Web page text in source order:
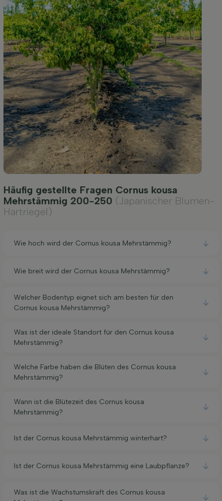
Häufig gestellte Fragen Cornus kousa
Mehrstämmig 200-250 (Japanischer Blumen-
Hartriegel)
Wie hoch wird der Cornus kousa Mehrstämmig?
Wie breit wird der Cornus kousa Mehrstämmig?
Welcher Bodentyp eignet sich am besten für den
Cornus kousa Mehrstämmig?
Was ist der ideale Standort für den Cornus kousa
Mehrstämmig?
Welche Farbe haben die Blüten des Cornus kousa
Mehrstämmig?
Wann ist die Blütezeit des Cornus kousa
Mehrstämmig?
Ist der Cornus kousa Mehrstämmig winterhart?
Ist der Cornus kousa Mehrstämmig eine Laubpflanze?
Was ist die Wachstumskraft des Cornus kousa